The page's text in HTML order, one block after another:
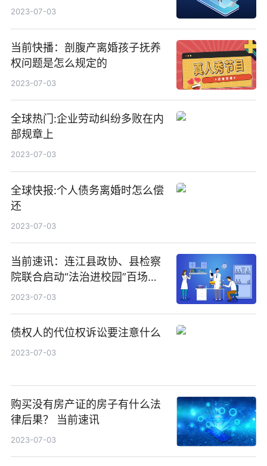
2023-07-03
当前快播：剖腹产离婚孩子抚养
权问题是怎么规定的
2023-07-03
全球热门:企业劳动纠纷多败在内
部规章上
2023-07-03
全球快报:个人债务离婚时怎么偿
还
2023-07-03
当前速讯：连江县政协、县检察
院联合启动“法治进校园”百场宣
讲，共画普法宣传同心圆
2023-07-03
债权人的代位权诉讼要注意什么
2023-07-03
购买没有房产证的房子有什么法
律后果？ 当前速讯
2023-07-03